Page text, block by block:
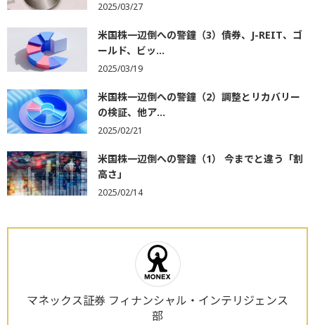
2025/03/27
米国株一辺倒への警鐘（3）債券、J-REIT、ゴ
ールド、ビッ...
2025/03/19
米国株一辺倒への警鐘（2）調整とリカバリー
の検証、他ア...
2025/02/21
米国株一辺倒への警鐘（1） 今までと違う「割
高さ」
2025/02/14
マネックス証券 フィナンシャル・インテリジェンス
部